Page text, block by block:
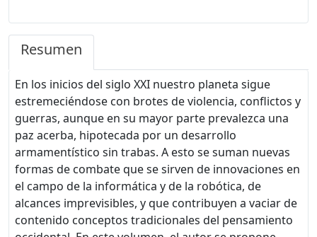
Resumen
En los inicios del siglo XXI nuestro planeta sigue
estremeciéndose con brotes de violencia, conflictos y
guerras, aunque en su mayor parte prevalezca una
paz acerba, hipotecada por un desarrollo
armamentístico sin trabas. A esto se suman nuevas
formas de combate que se sirven de innovaciones en
el campo de la informática y de la robótica, de
alcances imprevisibles, y que contribuyen a vaciar de
contenido conceptos tradicionales del pensamiento